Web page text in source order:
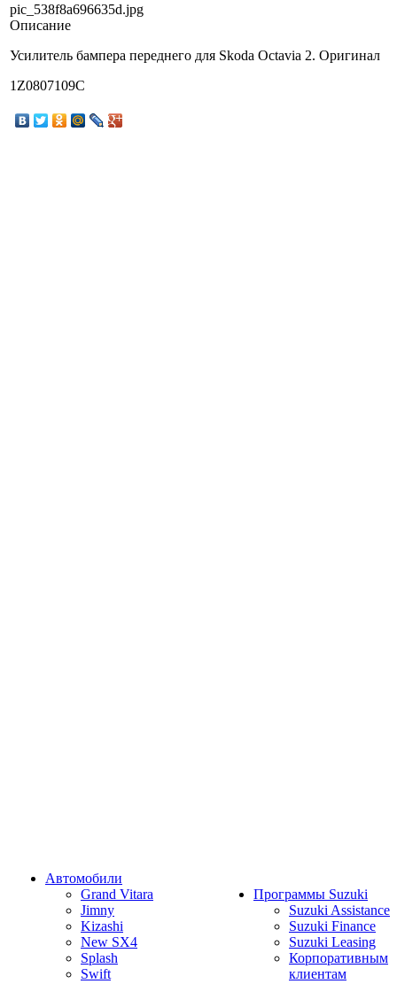
pic_538f8a696635d.jpg
Описание
Усилитель бампера переднего для Skoda Octavia 2. Оригинал
1Z0807109C
Автомобили
Grand Vitara
Jimny
Kizashi
New SX4
Splash
Swift
Программы Suzuki
Suzuki Assistance
Suzuki Finance
Suzuki Leasing
Корпоративным
клиентам